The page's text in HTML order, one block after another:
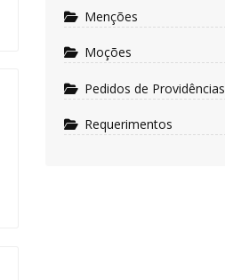
Menções
Moções
Pedidos de Providências
Requerimentos